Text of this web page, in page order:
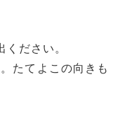
ださい。
たてよこの向きも